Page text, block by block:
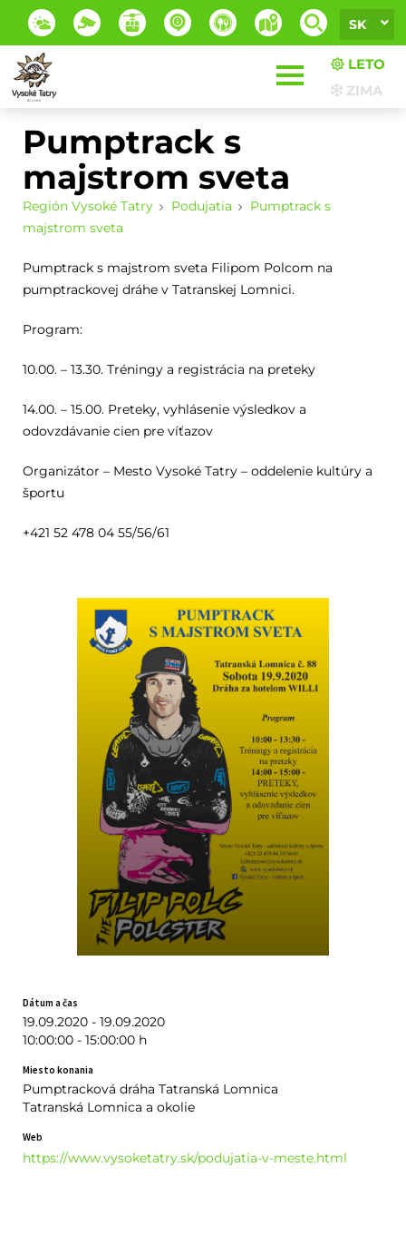
SK
LETO
ZIMA
Pumptrack s
majstrom sveta
Región Vysoké Tatry Podujatia
Pumptrack s
majstrom sveta
Pumptrack s majstrom sveta Filipom Polcom na
pumptrackovej dráhe v Tatranskej Lomnici.
Program:
10.00. – 13.30. Tréningy a registrácia na preteky
14.00. – 15.00. Preteky, vyhlásenie výsledkov a
odovzdávanie cien pre víťazov
Organizátor – Mesto Vysoké Tatry – oddelenie kultúry a
športu
+421 52 478 04 55/56/61
Dátum a čas
19.09.2020 - 19.09.2020
10:00:00 - 15:00:00 h
Miesto konania
Pumptracková dráha Tatranská Lomnica
Tatranská Lomnica a okolie
Web
https://www.vysoketatry.sk/podujatia-v-meste.html